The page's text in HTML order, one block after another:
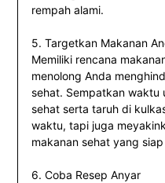
rempah alami.
5. Targetkan Makanan
Memiliki rencana
menolong Anda
sehat. Sempatkan waktu
sehat serta taruh di
waktu, tapi juga
makanan sehat yang
6. Coba Resep Anyar